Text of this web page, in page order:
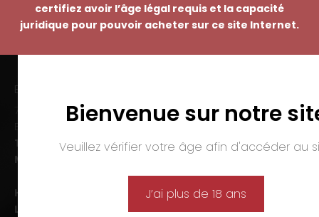
certifiez avoir l’âge légal requis et la capacité
juridique pour pouvoir acheter sur ce site Internet.
Bienvenue sur notre
Veuillez vérifier votre âge afin d'accéder au
J’ai plus de 18 ans
EMMANUEL NASTI
7 avenue Pierre Pflimlin – ZAC Espale
Tél. :
03 89 46 50 35
Mail :
Horaires d’ouverture :
Lun-ven. :
09h00-12h00 et 14h00-19h00